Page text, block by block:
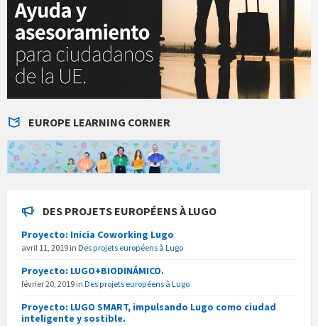
EUROPE LEARNING CORNER
DES PROJETS EUROPÉENS À LUGO
Proyecto: Inicia Coworking Lugo
avril 11, 2019 in Des projets européens à Lugo
Proyecto: LUGO+BIODINÁMICO.
février 20, 2019 in Des projets européens à Lugo
Proyecto: LUGO SMART, impulsando Lugo como ciudad
inteligente y sostible.